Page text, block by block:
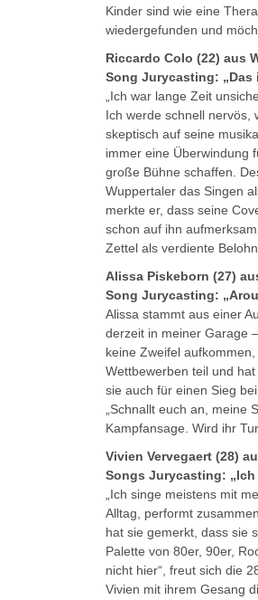
Kinder sind wie eine
wiedergefunden und
Riccardo Colo (22) aus
Song Jurycasting:
„Ich war lange Zeit
Ich werde schnell nervös,
skeptisch auf seine
immer eine Überwindung
große Bühne schaffen.
Wuppertaler das Singen
merkte er, dass seine
schon auf ihn
Zettel als verdiente
Alissa Piskeborn (27)
Song Jurycasting:
Alissa stammt aus einer
derzeit in meiner Garage
keine Zweifel
Wettbewerben teil und
sie auch für einen Sieg
„Schnallt euch an,
Kampfansage. Wird ihr
Vivien Vervegaert (28)
Songs Jurycasting:
„Ich singe meistens mit
Alltag, performt
hat sie gemerkt, dass sie
Palette von 80er, 90er,
nicht hier“, freut sich die
Vivien mit ihrem Gesang